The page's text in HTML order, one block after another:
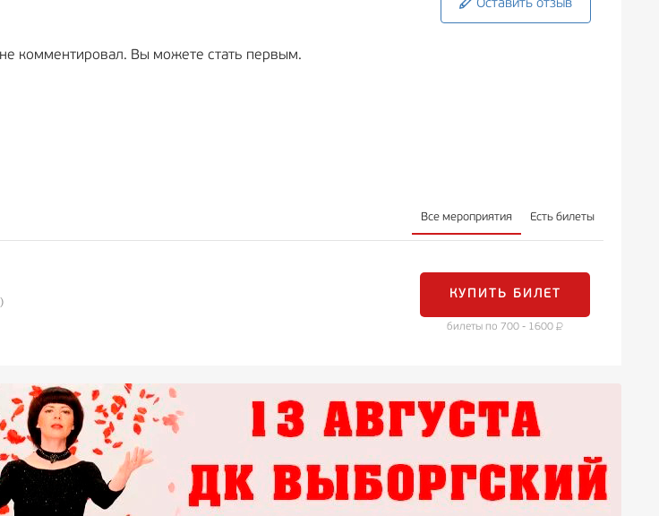
Оставить отзыв
комментировал. Вы можете стать первым.
Все мероприятия Есть билеты
КУПИТЬ БИЛЕТ
билеты по 700 - 1600